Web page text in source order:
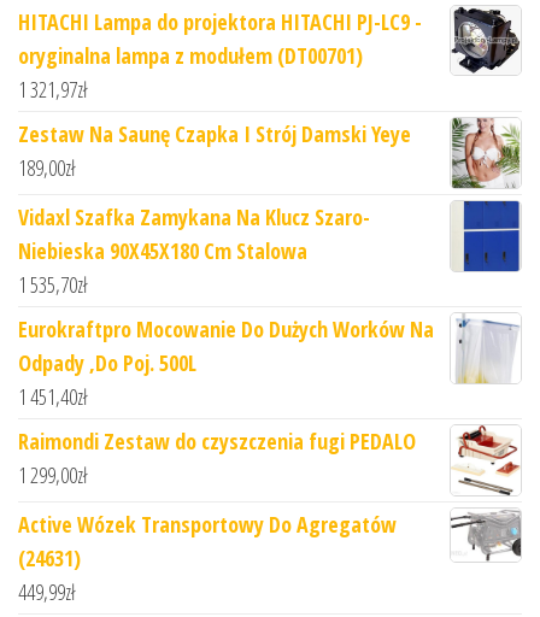
HITACHI Lampa do projektora HITACHI PJ-LC9 -
oryginalna lampa z modułem (DT00701)
1 321,97zł
Zestaw Na Saunę Czapka I Strój Damski Yeye
189,00zł
Vidaxl Szafka Zamykana Na Klucz Szaro-
Niebieska 90X45X180 Cm Stalowa
1 535,70zł
Eurokraftpro Mocowanie Do Dużych Worków Na
Odpady ,Do Poj. 500L
1 451,40zł
Raimondi Zestaw do czyszczenia fugi PEDALO
1 299,00zł
Active Wózek Transportowy Do Agregatów
(24631)
449,99zł